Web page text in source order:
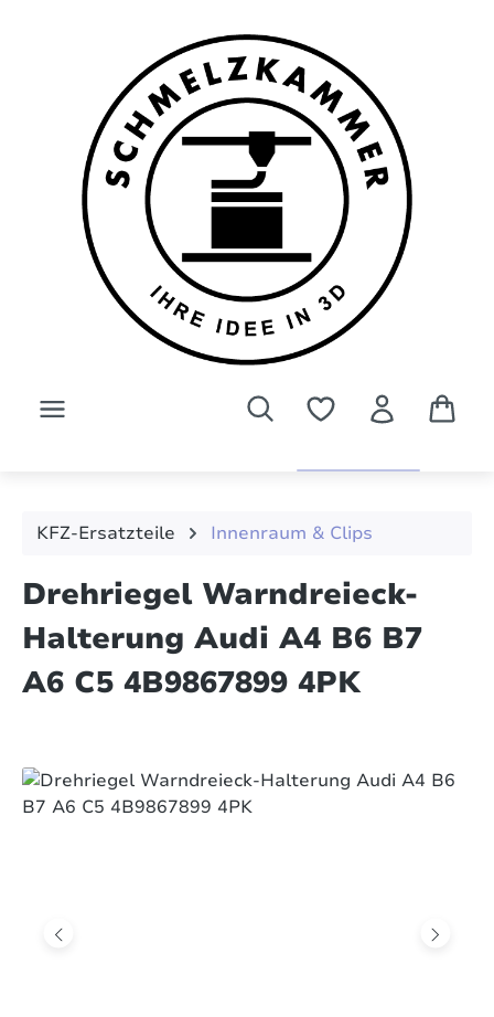
KFZ-Ersatzteile Innenraum & Clips
Drehriegel Warndreieck-
Halterung Audi A4 B6 B7
A6 C5 4B9867899 4PK
Bildergalerie überspringen